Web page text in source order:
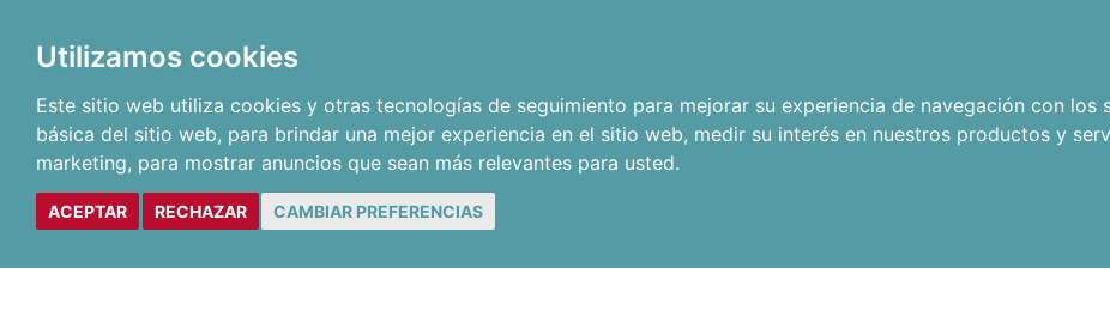
Utilizamos cookies
Este sitio web utiliza cookies y otras tecnologías de seguimiento para mejorar su experiencia de navegación con los
básica del sitio web, para brindar una mejor experiencia en el sitio web, medir su interés en nuestros productos y
marketing, para mostrar anuncios que sean más relevantes para usted.
ACEPTAR RECHAZAR CAMBIAR PREFERENCIAS